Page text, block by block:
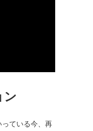
ン
ている今、再